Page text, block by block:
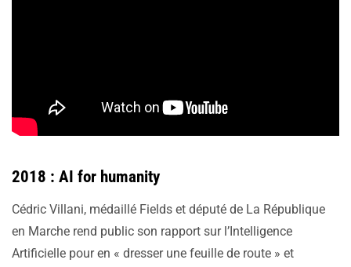
2018 : AI for humanity
Cédric Villani, médaillé Fields et député de La République
en Marche rend public son rapport sur l’Intelligence
Artificielle pour en « dresser une feuille de route » et